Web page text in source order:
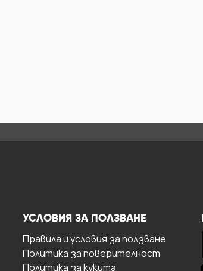
УСЛОВИЯ ЗА ПОЛЗВАНЕ
Правила и условия за ползване
Политика за поверителност
Политика за кукита